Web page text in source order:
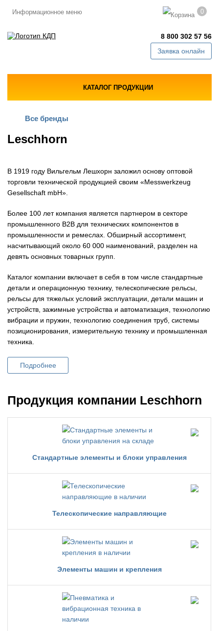
Информационное меню 0
8 800 302 57 56
Заявка онлайн
КАТАЛОГ ПРОДУКЦИИ
Все бренды
Leschhorn
В 1919 году Вильгельм Лешхорн заложил основу оптовой
торговли технической продукцией своим «Messwerkzeug
Gesellschaft mbH».
Более 100 лет компания является партнером в секторе
промышленного B2B для технических компонентов в
промышленности и ремеслах. Обширный ассортимент,
насчитывающий около 60 000 наименований, разделен на
девять основных товарных групп.
Каталог компании включает в себя в том числе стандартные
детали и операционную технику, телескопические рельсы,
рельсы для тяжелых условий эксплуатации, детали машин и
устройств, зажимные устройства и автоматизация, технологию
вибрации и пружин, технологию соединения труб, системы
позиционирования, измерительную технику и промышленная
техника.
Подробнее
Продукция компании Leschhorn
Стандартные элементы и блоки управления
Телескопические направляющие
Элементы машин и крепления